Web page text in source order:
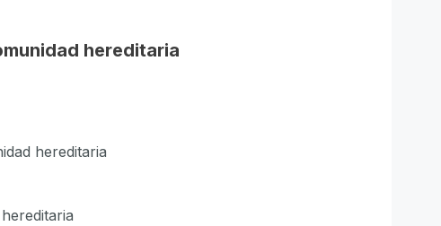
hereditaria
hereditaria